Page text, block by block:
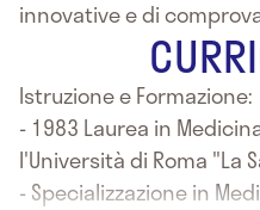
innovative e di
Istruzione e Formazione:
- 1983 Laurea in
l'Università di Roma "La
- Specializzazione in